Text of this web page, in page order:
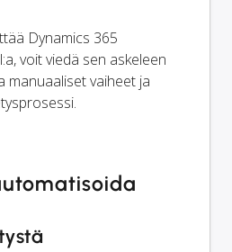
Dynamics 365
voit viedä sen askeleen
manuaaliset vaiheet ja